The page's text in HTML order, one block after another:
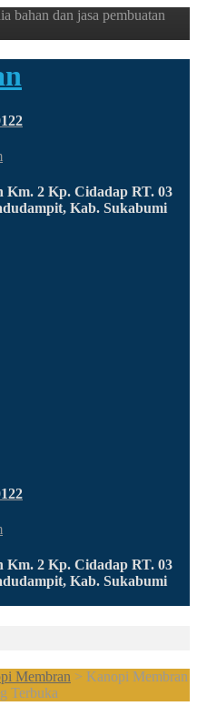
bahan dan jasa pembuatan
2 Kp. Cidadap RT. 03
Kab. Sukabumi
2 Kp. Cidadap RT. 03
Kab. Sukabumi
Membran > Kanopi Membran
Terbuka